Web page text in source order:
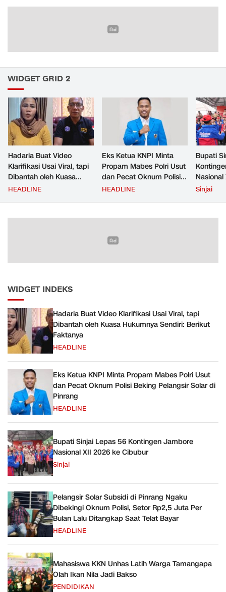
WIDGET GRID 2
Hadaria Buat Video
Klarifikasi Usai Viral, tapi
Dibantah oleh Kuasa
Hukumnya Sendiri:
HEADLINE
Eks Ketua KNPI Minta
Propam Mabes Polri Usut
dan Pecat Oknum Polisi
Beking Pelangsir Solar di
HEADLINE
Bupati
Cibubur
Sinjai
WIDGET INDEKS
Hadaria Buat Video Klarifikasi Usai Viral, tapi
Dibantah oleh Kuasa Hukumnya Sendiri: Berikut
Faktanya
HEADLINE
Eks Ketua KNPI Minta Propam Mabes Polri Usut
dan Pecat Oknum Polisi Beking Pelangsir Solar di
Pinrang
HEADLINE
Bupati Sinjai Lepas 56 Kontingen Jambore
Nasional XII 2026 ke Cibubur
Sinjai
Pelangsir Solar Subsidi di Pinrang Ngaku
Dibekingi Oknum Polisi, Setor Rp2,5 Juta Per
Bulan Lalu Ditangkap Saat Telat Bayar
HEADLINE
Mahasiswa KKN Unhas Latih Warga Tamangapa
Olah Ikan Nila Jadi Bakso
PENDIDIKAN